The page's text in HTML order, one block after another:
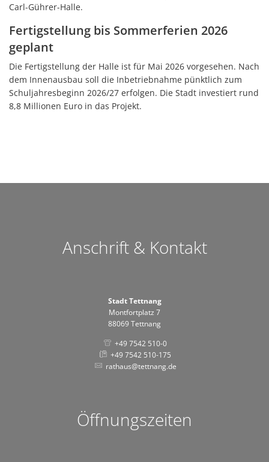
Carl-Gührer-Halle.
Fertigstellung bis Sommerferien 2026
geplant
Die Fertigstellung der Halle ist für Mai 2026 vorgesehen. Nach
dem Innenausbau soll die Inbetriebnahme pünktlich zum
Schuljahresbeginn 2026/27 erfolgen. Die Stadt investiert rund
8,8 Millionen Euro in das Projekt.
Anschrift & Kontakt
Stadt Tettnang
Montfortplatz 7
88069 Tettnang
+49 7542 510-0
+49 7542 510-175
rathaus@tettnang.de
Öffnungszeiten